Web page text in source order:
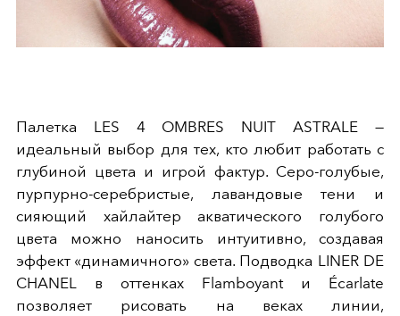
Палетка LES 4 OMBRES NUIT ASTRALE —
идеальный выбор для тех, кто любит работать с
глубиной цвета и игрой фактур. Серо-голубые,
пурпурно-серебристые, лавандовые тени и
сияющий хайлайтер акватического голубого
цвета можно наносить интуитивно, создавая
эффект «динамичного» света. Подводка LINER DE
CHANEL в оттенках Flamboyant и Écarlate
позволяет рисовать на веках линии,